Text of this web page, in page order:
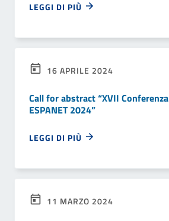
LEGGI DI PIÙ
16 APRILE 2024
Call for abstract “XVII Conferenza
ESPANET 2024”
LEGGI DI PIÙ
11 MARZO 2024